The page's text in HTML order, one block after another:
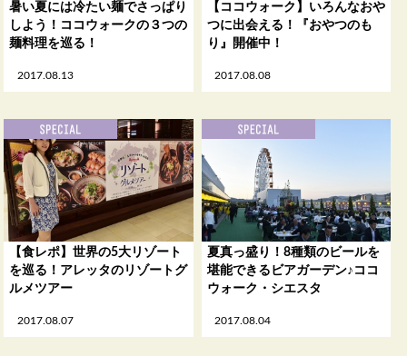
2017.08.13
暑い夏には冷たい麺でさっぱり
しよう！ココウォークの３つの
麺料理を巡る！
2017.08.08
【ココウォーク】いろんなおや
つに出会える！『おやつのも
り』開催中！
2017.08.07
【食レポ】世界の5大リゾート
を巡る！アレッタのリゾートグ
ルメツアー
2017.08.04
夏真っ盛り！8種類のビールを
堪能できるビアガーデン♪ココ
ウォーク・シエスタ